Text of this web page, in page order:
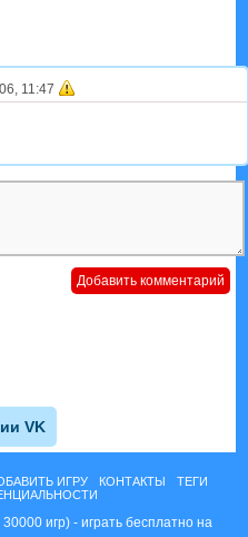
11:47
VK
ИГРУ КОНТАКТЫ
ТЕГИ
игр) - играть бесплатно на